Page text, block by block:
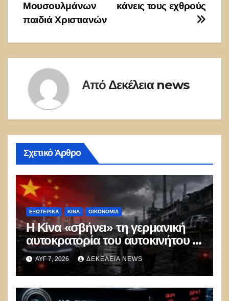
κάνεις τους εχθρούς
Μουσουλμάνων
παιδιά Χριστιανών
Από Δεκέλεια news
Σχετικό Άρθρο
ΕΞΩΤΕΡΙΚΑ ΚΊΝΑ ΟΙΚΟΝΟΜΙΑ
Η Κίνα «σβήνει» τη γερμανική
αυτοκρατορία του αυτοκινήτου –
100.000 απολύσεις, λουκέτα και
πολιτικός πανικός
ΑΥΓ 7, 2026 ΔΕΚΈΛΕΙΑ NEWS